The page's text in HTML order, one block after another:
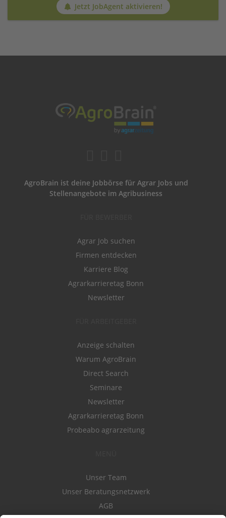
Jetzt JobAgent aktivieren!
AgroBrain ist deine Jobbörse für Agrar Jobs und
Stellenangebote im Agribusiness
Agrar Job suchen
Firmen entdecken
Karriere Blog
Agrarkarrieretag Bonn
Newsletter
Anzeige schalten
Warum AgroBrain
Direct Search
Seminare
Newsletter
Agrarkarrieretag Bonn
Probeabo agrarzeitung
Unser Team
Unser Beratungsnetzwerk
AGB